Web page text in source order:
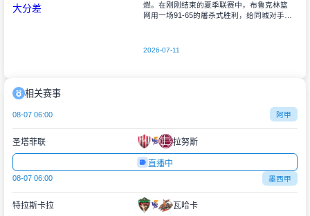
燃。在刚刚结束的夏季联赛中，布鲁克林篮
网用一场91-65的屠杀式胜利，给同城对手尼
2026-07-11
相关赛事
08-07 06:00 阿甲
圣塔菲联 拉努斯
直播中
08-07 06:00 墨西甲
特拉斯卡拉 瓦哈卡